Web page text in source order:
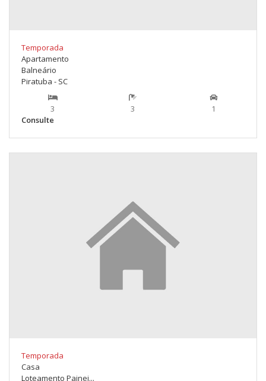
Temporada
Apartamento
Balneário
Piratuba - SC
3 3
1
Consulte
Temporada
Casa
Loteamento Painei...